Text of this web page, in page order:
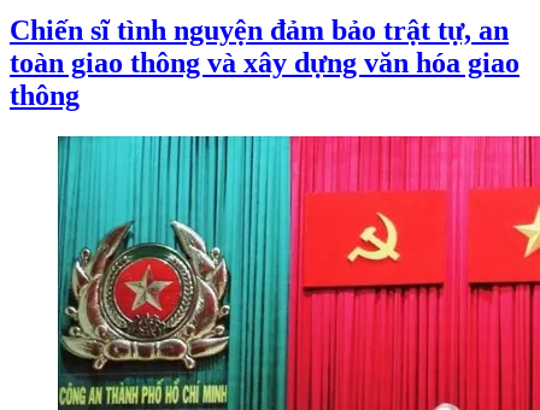
Chiến sĩ tình nguyện đảm bảo trật tự, an
toàn giao thông và xây dựng văn hóa giao
thông